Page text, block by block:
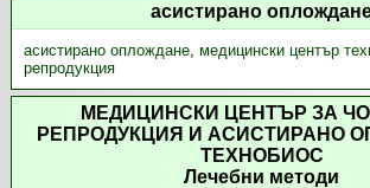
асистирано
асистирано оплождане, медицински център
репродукция
МЕДИЦИНСКИ ЦЕНТЪР ЗА
РЕПРОДУКЦИЯ И АСИСТИРАНО
ТЕХНОБИОС
Лечебни методи